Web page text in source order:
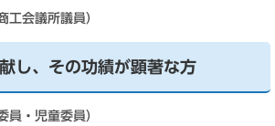
工会議所議員）
し、その功績が顕著な方
員・児童委員）